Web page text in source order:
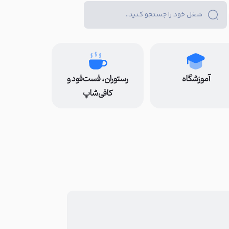
آموزشگاه
رستوران، فست‌فود و
کافی‌شاپ